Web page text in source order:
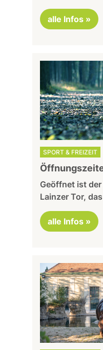
alle Infos »
SPORT & FREIZEIT
Geöffnet ist
Lainzer Tor,
alle Infos »